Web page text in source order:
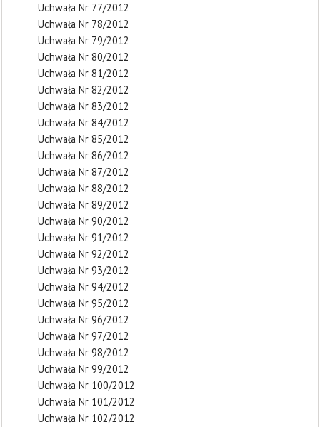
Uchwała Nr 77/2012
Uchwała Nr 78/2012
Uchwała Nr 79/2012
Uchwała Nr 80/2012
Uchwała Nr 81/2012
Uchwała Nr 82/2012
Uchwała Nr 83/2012
Uchwała Nr 84/2012
Uchwała Nr 85/2012
Uchwała Nr 86/2012
Uchwała Nr 87/2012
Uchwała Nr 88/2012
Uchwała Nr 89/2012
Uchwała Nr 90/2012
Uchwała Nr 91/2012
Uchwała Nr 92/2012
Uchwała Nr 93/2012
Uchwała Nr 94/2012
Uchwała Nr 95/2012
Uchwała Nr 96/2012
Uchwała Nr 97/2012
Uchwała Nr 98/2012
Uchwała Nr 99/2012
Uchwała Nr 100/2012
Uchwała Nr 101/2012
Uchwała Nr 102/2012